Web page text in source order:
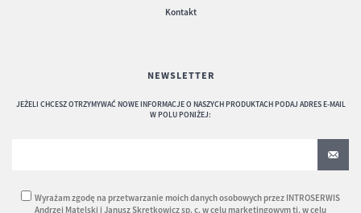
Kontakt
NEWSLETTER
JEŻELI CHCESZ OTRZYMYWAĆ NOWE INFORMACJE O NASZYCH PRODUKTACH PODAJ ADRES E-MAIL
W POLU PONIŻEJ:
Wyrażam zgodę na przetwarzanie moich danych osobowych przez INTROSERWIS
Andrzej Matelski i Janusz Skrętkowicz sp. c. w celu marketingowym tj. w celu